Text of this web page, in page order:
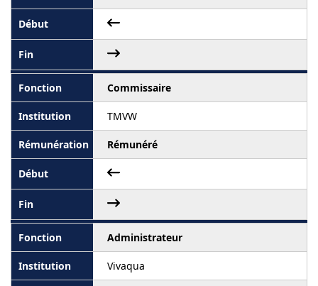
Commissaire
TMVW
Rémunéré
Administrateur
Vivaqua